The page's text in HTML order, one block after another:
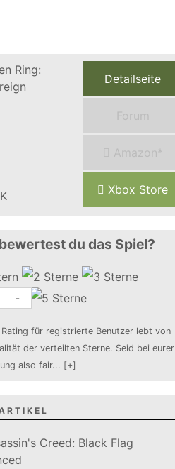
Detailseite
Forum
Amazon*
Xbox Store
du das Spiel?
-
Rating für registrierte Benutzer lebt von
der verteilten Sterne. Seid bei eurer
also fair... [+]